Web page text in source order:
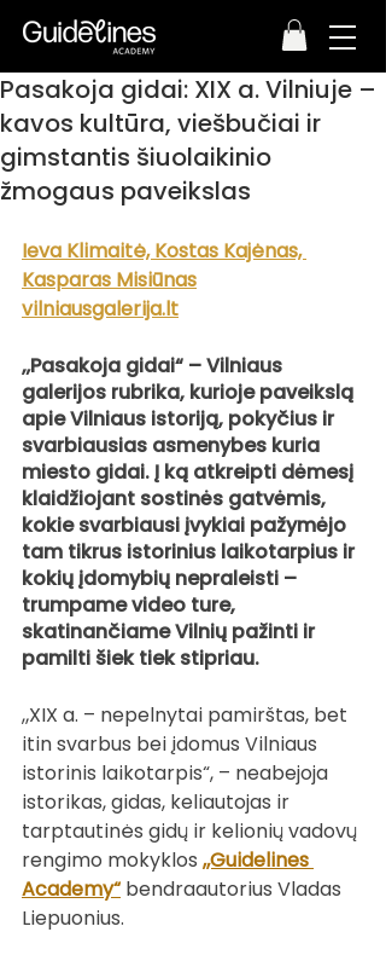
Pasakoja gidai: XIX a. Vilniuje –
kavos kultūra, viešbučiai ir
gimstantis šiuolaikinio
žmogaus paveikslas
Ieva Klimaitė, Kostas Kajėnas,
Kasparas Misiūnas
vilniausgalerija.lt
„Pasakoja gidai“ – Vilniaus
galerijos rubrika, kurioje paveikslą
apie Vilniaus istoriją, pokyčius ir
svarbiausias asmenybes kuria
miesto gidai. Į ką atkreipti dėmesį
klaidžiojant sostinės gatvėmis,
kokie svarbiausi įvykiai pažymėjo
tam tikrus istorinius laikotarpius ir
kokių įdomybių nepraleisti –
trumpame video ture,
skatinančiame Vilnių pažinti ir
pamilti šiek tiek stipriau.
„XIX a. – nepelnytai pamirštas, bet
itin svarbus bei įdomus Vilniaus
istorinis laikotarpis“, – neabejoja
istorikas, gidas, keliautojas ir
tarptautinės gidų ir kelionių vadovų
rengimo mokyklos „Guidelines
Academy“ bendraautorius Vladas
Liepuonius.